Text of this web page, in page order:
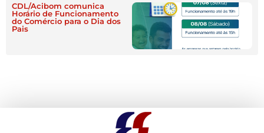
CDL/Acibom comunica
Horário de Funcionamento
do Comércio para o Dia dos
Pais